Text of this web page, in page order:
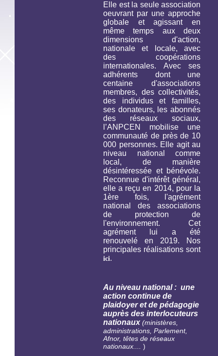
Elle est la seule association
oeuvrant par une approche
globale et agissant en
même temps aux deux
dimensions d'action,
nationale et locale, avec
des coopérations
internationales. Avec ses
adhérents dont une
centaine d'associations
membres, des collectivités,
des individus et familles,
ses donateurs, les abonnés
des réseaux sociaux,
l’ANPCEN mobilise une
communauté de près de 10
000 personnes. Elle agit au
niveau national comme
local, de manière
désintéressée et bénévole.
Reconnue d'intérêt général,
elle a reçu en 2014, pour la
1ère fois, l'agrément
national des associations
de protection de
l'environnement. Cet
agrément lui a été
renouvelé en 2019. Nos
principales réalisations sont
ici.
Au niveau national : une
action continue de
plaidoyer et de pédagogie
auprès des interlocuteurs
nationaux (ministères,
administrations, Parlement,
Afnor, têtes de réseaux
nationaux....
)